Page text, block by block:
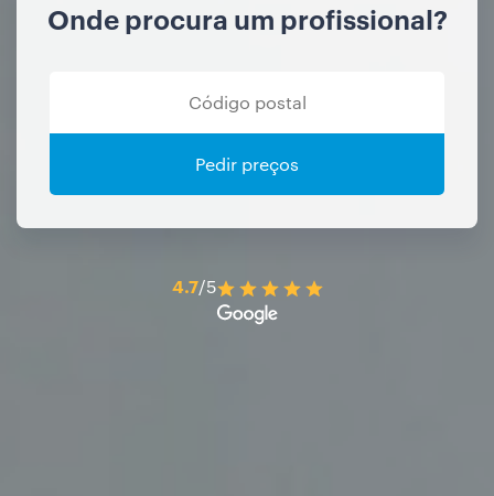
Onde procura um profissional?
Pedir preços
4.7/5